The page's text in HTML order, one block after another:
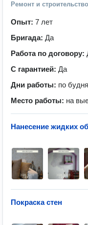
Ремонт и строительство
Опыт: 7 лет
Бригада: Да
Работа по договору:
С гарантией: Да
Дни работы: по
Место работы: на
Нанесение жидких
Покраска стен